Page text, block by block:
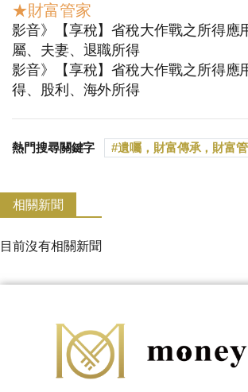
★財富管家
影音》
【享稅】省稅大作戰之所得應
屬、夫妻、退職所得
影音》
【享稅】省稅大作戰之所得應
得、股利、海外所得
熱門搜尋關鍵字 遺囑，財富傳承，財富
相關新聞
目前沒有相關新聞